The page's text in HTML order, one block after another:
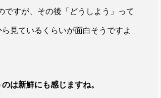
ですが、その後「どうしよう」って
見ているくらいが面白そうですよ
は新鮮にも感じますね。